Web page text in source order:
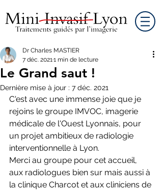
Le Grand saut !
Dr Charles MASTIER
7 déc. 20211 min de lecture
Dernière mise à jour : 7 déc. 2021
C'est avec une immense joie que je
rejoins le groupe IMVOC, imagerie
médicale de l'Ouest Lyonnais, pour
un projet ambitieux de radiologie
interventionnelle à Lyon.
Merci au groupe pour cet accueil,
aux radiologues bien sur mais aussi à
la clinique Charcot et aux cliniciens de